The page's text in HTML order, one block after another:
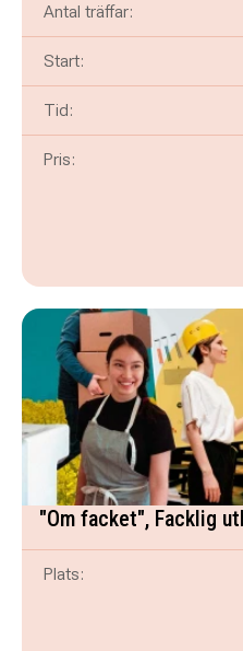
Antal träffar:
Start:
Tid:
Pris:
"Om facket", Facklig
Plats: